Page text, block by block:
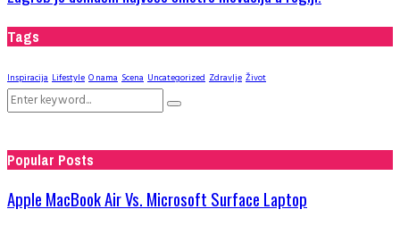
Tags
Inspiracija Lifestyle O nama Scena Uncategorized Zdravlje Život
Search
Search
Popular Posts
Apple MacBook Air Vs. Microsoft Surface Laptop